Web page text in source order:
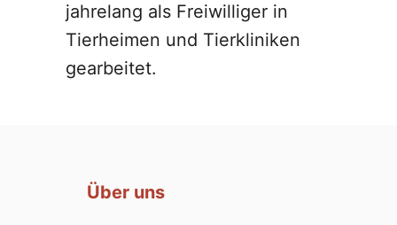
jahrelang als Freiwilliger in
Tierheimen und Tierkliniken
gearbeitet.
Über uns